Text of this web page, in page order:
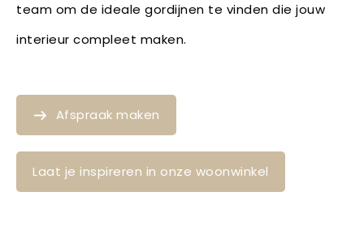
team om de ideale gordijnen te vinden die jouw
interieur compleet maken.
Afspraak maken
Laat je inspireren in onze woonwinkel